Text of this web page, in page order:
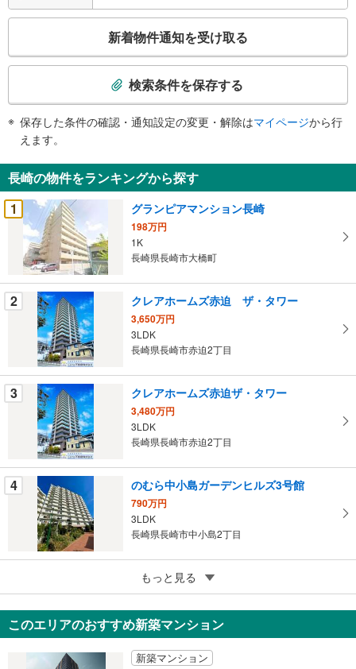
検
知
を
受
け
条
件
ペ
ー
す
る
新着物件通知を受け取る
検索条件を保存する
保存した条件の確認・通知設定の変更・解除はマイページから行
えます。
長崎の物件をランキングから探す
1
グランピアマンション長崎
198万円
1K
長崎県長崎市大橋町
2 クレアホームズ赤迫 ザ・タワー
3,650万円
3LDK
長崎県長崎市赤迫2丁目
3 クレアホームズ赤迫ザ・タワー
3,480万円
3LDK
長崎県長崎市赤迫2丁目
4 のむら中小島ガーデンヒルズ3号館
790万円
3LDK
長崎県長崎市中小島2丁目
ボンヌール平野町
1,300万円
1LDK
長崎県長崎市平野町
もっと見る
このエリアのおすすめ新築マンション
新築マンション